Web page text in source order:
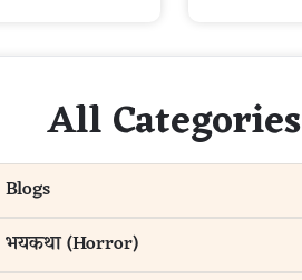
All Categories
Blogs
भयकथा (Horror)